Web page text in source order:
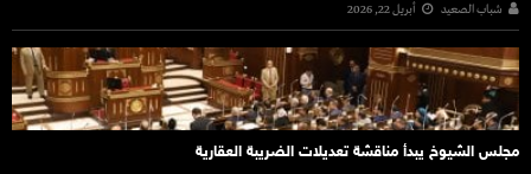
شباب الصعيد أبريل 22, 2026
مجلس الشيوخ يبدأ مناقشة تعديلات الضريبة العقارية